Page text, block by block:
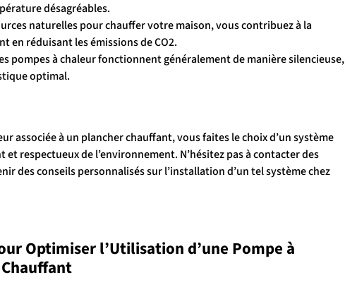
désagréables.
naturelles pour chauffer votre maison, vous contribuez à la
en réduisant les émissions de CO2.
pompes à chaleur fonctionnent généralement de manière silencieuse,
optimal.
associée à un plancher chauffant, vous faites le choix d’un système
respectueux de l’environnement. N’hésitez pas à contacter des
des conseils personnalisés sur l’installation d’un tel système chez
Optimiser l’Utilisation d’une Pompe à